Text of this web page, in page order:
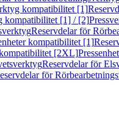
kompatibilitet [1]
kompatibilitet [1] / [2]
Reservdelar för
kompatibilitet [1]
[2XL]
Reservdelar för
för